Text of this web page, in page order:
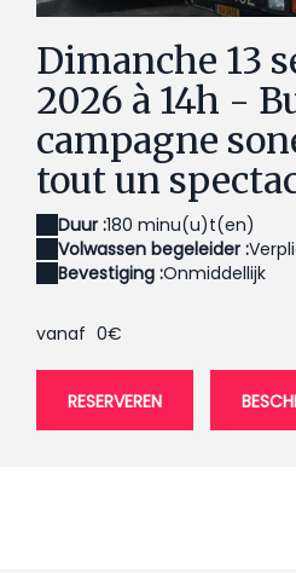
Dimanche 13
2026 à 14h -
campagne
tout un
Duur :180 minu(u)t(en)
Volwassen begeleider :
Bevestiging :Onmiddellijk
vanaf 0€
RESERVEREN